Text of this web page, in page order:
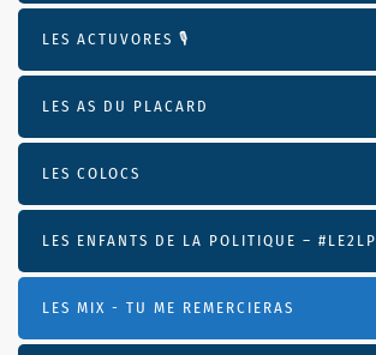
LES ACTUVORES 🎙
LES AS DU PLACARD
LES COLOCS
LES ENFANTS DE LA POLITIQUE – #LE2LP
LES MIX - TU ME REMERCIERAS